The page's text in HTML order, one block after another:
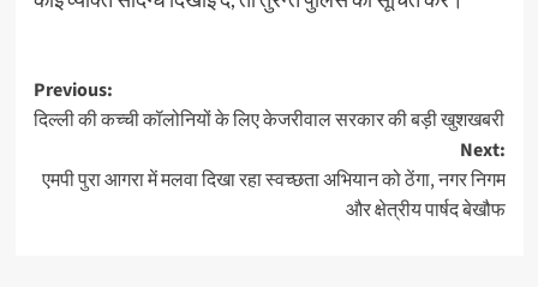
Post
navigation
Previous:
दिल्ली की कच्ची कॉलोनियों के लिए केजरीवाल सरकार की बड़ी खुशखबरी
Next:
एमपी पुरा आगरा में मलवा दिखा रहा स्वच्छता अभियान को ठेंगा, नगर निगम
और क्षेत्रीय पार्षद बेखौफ